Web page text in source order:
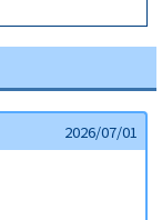
2026/07/01